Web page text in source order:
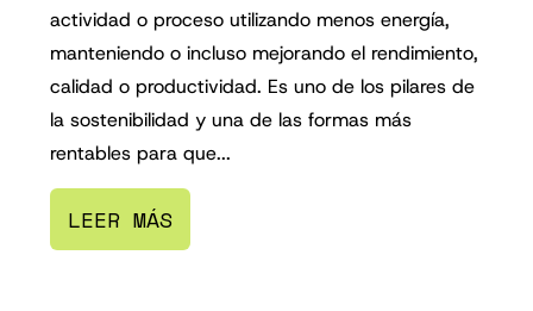
actividad o proceso utilizando menos energía,
manteniendo o incluso mejorando el rendimiento,
calidad o productividad. Es uno de los pilares de
la sostenibilidad y una de las formas más
rentables para que...
LEER MÁS